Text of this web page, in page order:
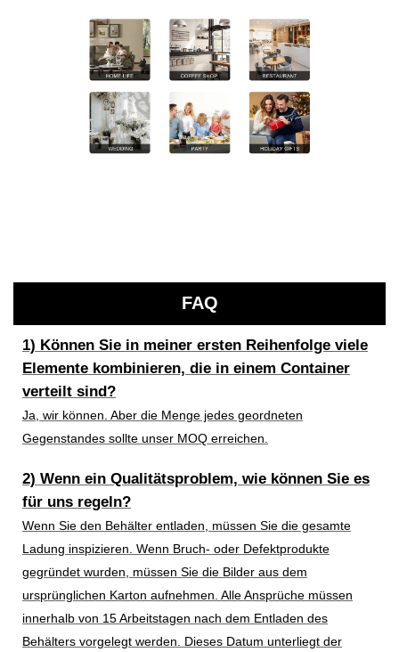
FAQ
1) Können Sie in meiner ersten Reihenfolge viele
Elemente kombinieren, die in einem Container
verteilt sind?
Ja, wir können. Aber die Menge jedes geordneten
Gegenstandes sollte unser MOQ erreichen.
2) Wenn ein Qualitätsproblem, wie können Sie es
für uns regeln?
Wenn Sie den Behälter entladen, müssen Sie die gesamte
Ladung inspizieren. Wenn Bruch- oder Defektprodukte
gegründet wurden, müssen Sie die Bilder aus dem
ursprünglichen Karton aufnehmen. Alle Ansprüche müssen
innerhalb von 15 Arbeitstagen nach dem Entladen des
Behälters vorgelegt werden. Dieses Datum unterliegt der